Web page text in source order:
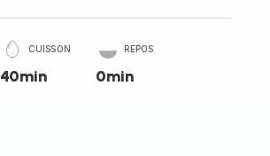
CUISSON
40min
REPOS
0min